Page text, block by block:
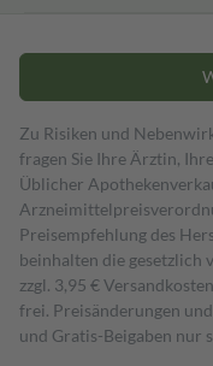
Zu Risiken und
fragen Sie Ihre Ärztin,
Üblicher
Preisempfehlung des
beinhalten die gesetzlich
zzgl. 3,95 €
frei. Preisänderungen
und Gratis-Beigaben nur